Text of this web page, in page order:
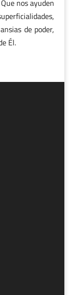
nos ayuden
de poder,
Él.